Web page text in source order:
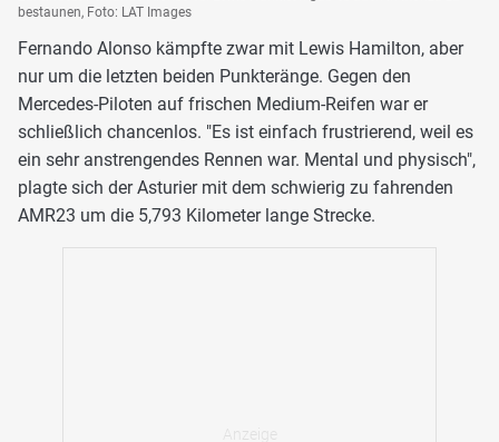
bestaunen, Foto: LAT Images
Fernando Alonso kämpfte zwar mit Lewis Hamilton, aber
nur um die letzten beiden Punkteränge. Gegen den
Mercedes-Piloten auf frischen Medium-Reifen war er
schließlich chancenlos. "Es ist einfach frustrierend, weil es
ein sehr anstrengendes Rennen war. Mental und physisch",
plagte sich der Asturier mit dem schwierig zu fahrenden
AMR23 um die 5,793 Kilometer lange Strecke.